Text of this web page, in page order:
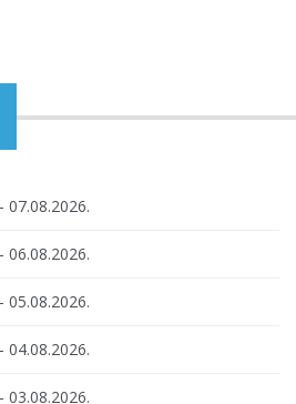
07.08.2026.
06.08.2026.
05.08.2026.
04.08.2026.
03.08.2026.